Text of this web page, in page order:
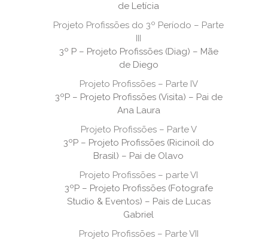
de Letícia
Projeto Profissões do 3º Período – Parte
III
3º P – Projeto Profissões (Diag) – Mãe
de Diego
Projeto Profissões – Parte IV
3ºP – Projeto Profissões (Visita) – Pai de
Ana Laura
Projeto Profissões – Parte V
3ºP – Projeto Profissões (Ricinoil do
Brasil) – Pai de Olavo
Projeto Profissões – parte VI
3ºP – Projeto Profissões (Fotografe
Studio & Eventos) – Pais de Lucas
Gabriel
Projeto Profissões – Parte VII